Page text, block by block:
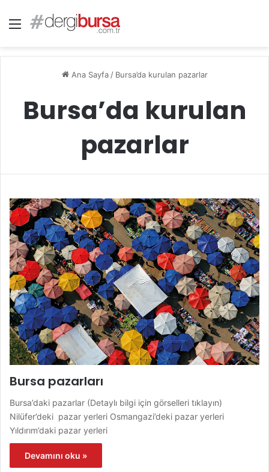
Menü
Ana Sayfa / Bursa’da kurulan pazarlar
Bursa’da kurulan
pazarlar
Bursa pazarları
Bursa’daki pazarlar (Detaylı bilgi için görselleri tıklayın)
Nilüfer’deki pazar yerleri Osmangazi’deki pazar yerleri
Yıldırım’daki pazar yerleri
Devamını oku »